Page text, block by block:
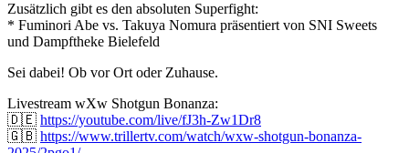
Zusätzlich gibt es den absoluten Superfight:
* Fuminori Abe vs. Takuya Nomura präsentiert von SNI Sweets
und Dampftheke Bielefeld
Sei dabei! Ob vor Ort oder Zuhause.
Livestream wXw Shotgun Bonanza:
🇩🇪 https://youtube.com/live/fJ3h-Zw1Dr8
🇬🇧 https://www.trillertv.com/watch/wxw-shotgun-bonanza-